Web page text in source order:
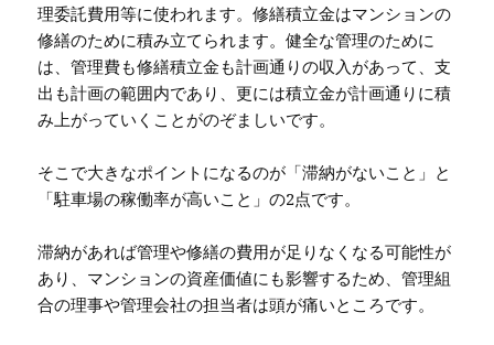
理委託費用等に使われます。修繕積立金はマンションの
修繕のために積み立てられます。健全な管理のために
は、管理費も修繕積立金も計画通りの収入があって、支
出も計画の範囲内であり、更には積立金が計画通りに積
み上がっていくことがのぞましいです。
そこで大きなポイントになるのが「滞納がないこと」と
「駐車場の稼働率が高いこと」の2点です。
滞納があれば管理や修繕の費用が足りなくなる可能性が
あり、マンションの資産価値にも影響するため、管理組
合の理事や管理会社の担当者は頭が痛いところです。